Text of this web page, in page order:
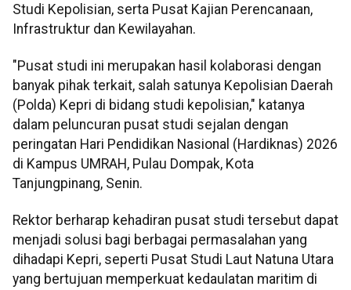
Studi Kepolisian, serta Pusat Kajian Perencanaan,
Infrastruktur dan Kewilayahan.
"Pusat studi ini merupakan hasil kolaborasi dengan
banyak pihak terkait, salah satunya Kepolisian Daerah
(Polda) Kepri di bidang studi kepolisian," katanya
dalam peluncuran pusat studi sejalan dengan
peringatan Hari Pendidikan Nasional (Hardiknas) 2026
di Kampus UMRAH, Pulau Dompak, Kota
Tanjungpinang, Senin.
Rektor berharap kehadiran pusat studi tersebut dapat
menjadi solusi bagi berbagai permasalahan yang
dihadapi Kepri, seperti Pusat Studi Laut Natuna Utara
yang bertujuan memperkuat kedaulatan maritim di